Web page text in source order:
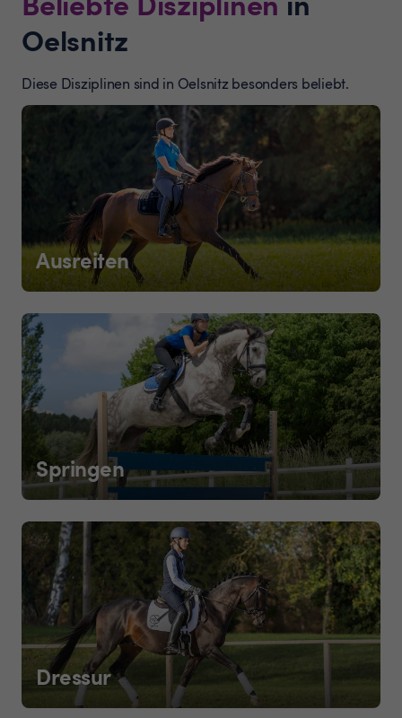
Oelsnitz
Diese Disziplinen sind in Oelsnitz besonders beliebt.
Ausreiten
Springen
Dressur